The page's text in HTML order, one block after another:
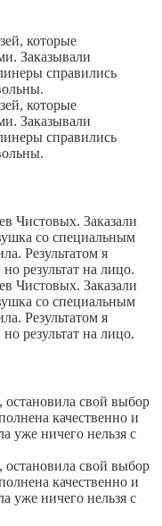
которые
Заказывали
справились
которые
Заказывали
справились
Чистовых. Заказали
со специальным
Результатом я
результат на лицо.
Чистовых. Заказали
со специальным
Результатом я
результат на лицо.
свой выбор
качественно и
уже ничего нельзя с
свой выбор
качественно и
уже ничего нельзя с